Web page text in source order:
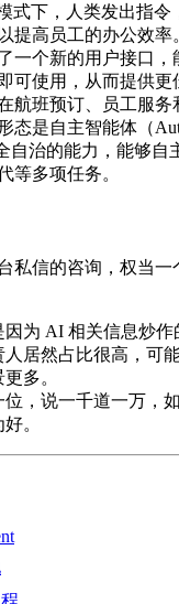
式下，人类发出指
提高员工的办公效率
一个新的用户接口，
可使用，从而提供更
航班预订、员工服
态是自主智能体（
自治的能力，能够自
等多项任务。
私信的咨询，权当一
因为 AI 相关信息炒作
居然占比很高，可
多。
，说一千道一万，
。